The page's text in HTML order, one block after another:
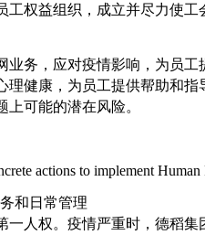
工权益组织，成立并尽力使工
业务，应对疫情影响，为员工
理健康，为员工提供帮助和指
上可能的潜在风险。
actions to implement
和日常管理
一人权。疫情严重时，德稻